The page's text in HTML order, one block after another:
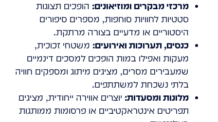
מרכזי מבקרים ומוזיאונים: הופכים תצוגות
סטטיות לחוויות סוחפות, מספרים סיפורים
היסטוריים או מדעיים בצורה מרתקת.
כנסים, תערוכות ואירועים: משטחי זכוכית,
מעקות ואפילו במות הופכים למסכים דינמיים
שמעבירים מסרים, מציגים מיתוג ומספקים חוויה
בלתי נשכחת למשתתפים.
מלונות ומסעדות: יוצרים אווירה ייחודית, מציגים
תפריטים אינטראקטיביים או פרסומות ממותגות